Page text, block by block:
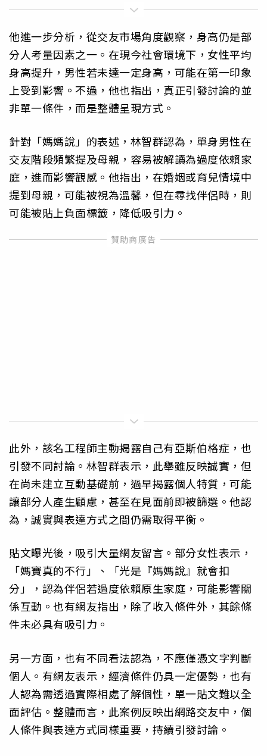
他進一步分析，從交友市場角度觀察，身高仍是部
分人考量因素之一。在現今社會環境下，女性平均
身高提升，男性若未達一定身高，可能在第一印象
上受到影響。不過，他也指出，真正引發討論的並
非單一條件，而是整體呈現方式。
針對「媽媽說」的表述，林智群認為，單身男性在
交友階段頻繁提及母親，容易被解讀為過度依賴家
庭，進而影響觀感。他指出，在婚姻或育兒情境中
提到母親，可能被視為溫馨，但在尋找伴侶時，則
可能被貼上負面標籤，降低吸引力。
此外，該名工程師主動揭露自己有亞斯伯格症，也
引發不同討論。林智群表示，此舉雖反映誠實，但
在尚未建立互動基礎前，過早揭露個人特質，可能
讓部分人產生顧慮，甚至在見面前即被篩選。他認
為，誠實與表達方式之間仍需取得平衡。
貼文曝光後，吸引大量網友留言。部分女性表示，
「媽寶真的不行」、「光是『媽媽說』就會扣
分」，認為伴侶若過度依賴原生家庭，可能影響關
係互動。也有網友指出，除了收入條件外，其餘條
件未必具有吸引力。
另一方面，也有不同看法認為，不應僅憑文字判斷
個人。有網友表示，經濟條件仍具一定優勢，也有
人認為需透過實際相處了解個性，單一貼文難以全
面評估。整體而言，此案例反映出網路交友中，個
人條件與表達方式同樣重要，持續引發討論。